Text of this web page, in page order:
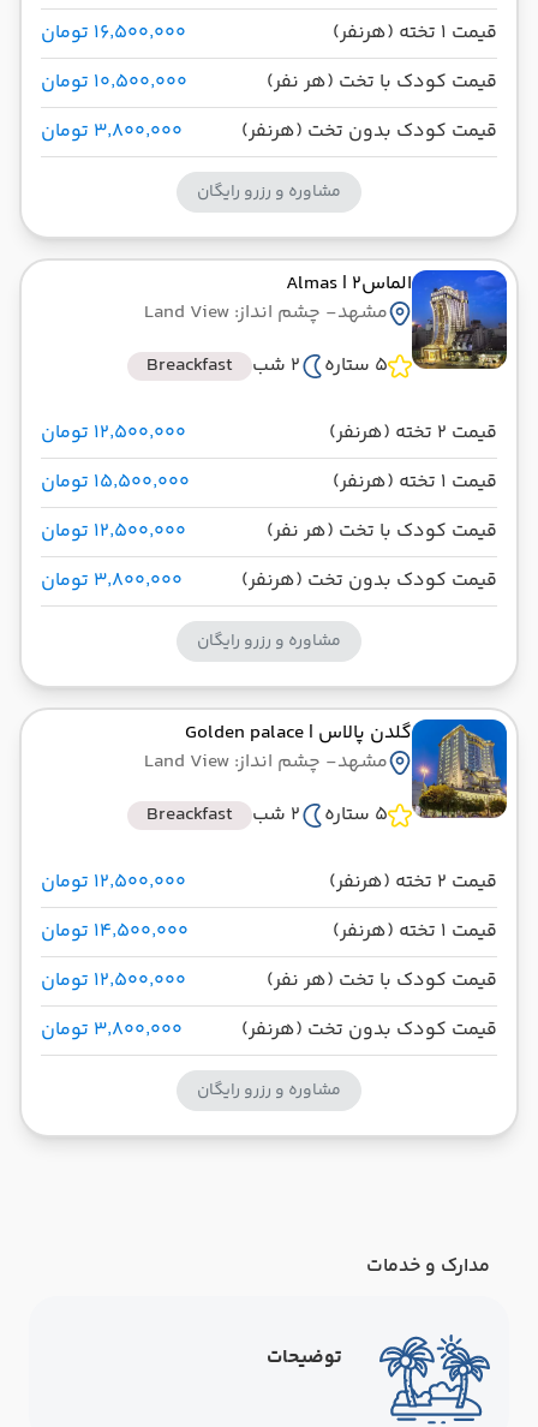
قیمت 1 تخته (هرنفر)
۱۶٬۵۰۰٬۰۰۰ تومان
قیمت کودک با تخت (هر نفر)
۱۰٬۵۰۰٬۰۰۰ تومان
قیمت کودک بدون تخت (هرنفر)
۳٬۸۰۰٬۰۰۰ تومان
مشاوره و رزرو رایگان
الماس2 | Almas
مشهد- چشم انداز: Land View
5 ستاره
2 شب Breackfast
قیمت 2 تخته (هرنفر)
۱۲٬۵۰۰٬۰۰۰ تومان
قیمت 1 تخته (هرنفر)
۱۵٬۵۰۰٬۰۰۰ تومان
قیمت کودک با تخت (هر نفر)
۱۲٬۵۰۰٬۰۰۰ تومان
قیمت کودک بدون تخت (هرنفر)
۳٬۸۰۰٬۰۰۰ تومان
مشاوره و رزرو رایگان
گلدن پالاس | Golden palace
مشهد- چشم انداز: Land View
5 ستاره
2 شب Breackfast
قیمت 2 تخته (هرنفر)
۱۲٬۵۰۰٬۰۰۰ تومان
قیمت 1 تخته (هرنفر)
۱۴٬۵۰۰٬۰۰۰ تومان
قیمت کودک با تخت (هر نفر)
۱۲٬۵۰۰٬۰۰۰ تومان
قیمت کودک بدون تخت (هرنفر)
۳٬۸۰۰٬۰۰۰ تومان
مشاوره و رزرو رایگان
مدارک و خدمات
توضیحات